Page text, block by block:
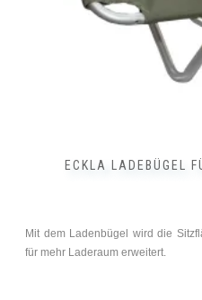
ECKLA LADEBÜGEL
Mit dem Ladenbügel wird die
für mehr Laderaum erweitert.